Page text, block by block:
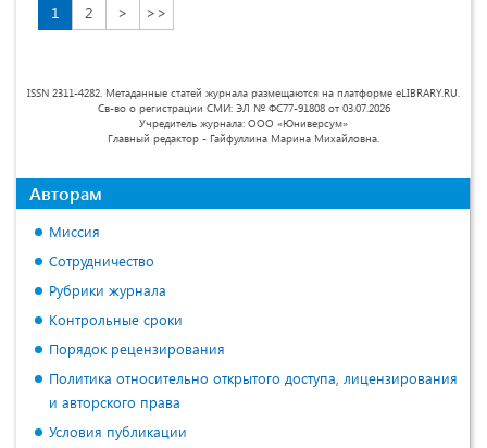
1 2 > >>
ISSN 2311-4282. Метаданные статей журнала размещаются на платформе eLIBRARY.RU.
Св-во о регистрации СМИ: ЭЛ № ФС77-91808 от 03.07.2026
Учредитель журнала: ООО «Юниверсум»
Главный редактор - Гайфуллина Марина Михайловна.
Авторам
Миссия
Сотрудничество
Рубрики журнала
Контрольные сроки
Порядок рецензирования
Политика относительно открытого доступа, лицензирования
и авторского права
Условия публикации